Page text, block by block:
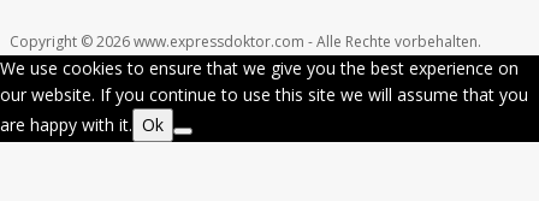
Copyright © 2026 www.expressdoktor.com - Alle Rechte vorbehalten.
We use cookies to ensure that we give you the best experience on
our website. If you continue to use this site we will assume that you
are happy with it. Ok